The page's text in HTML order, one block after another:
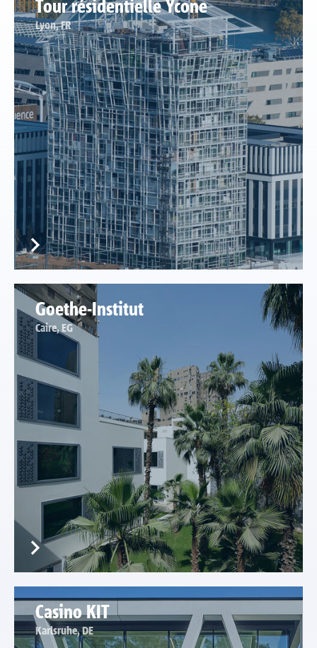
Tour résidentielle Ycone
Lyon, FR
Goethe-Institut
Caire, EG
Casino KIT
Karlsruhe, DE